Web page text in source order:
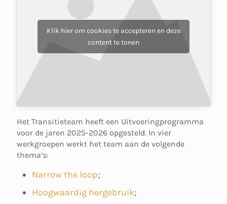
Klik hier om cookies te accepteren en deze
content te tonen
Het Transitieteam heeft een Uitvoeringprogramma
voor de jaren 2025-2026 opgesteld. In vier
werkgroepen werkt het team aan de volgende
thema’s:
Narrow the loop;
Hoogwaardig hergebruik;